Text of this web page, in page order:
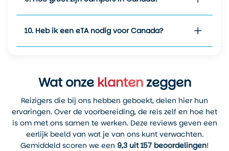
10. Heb ik een eTA nodig voor Canada?
Wat onzeklantenzeggen
Reizigers die bij ons hebben geboekt, delen hier hun
ervaringen. Over de voorbereiding, de reis zelf en hoe het
is om met ons samen te werken. Deze reviews geven een
eerlijk beeld van wat je van ons kunt verwachten.
Gemiddeld scoren we een 9,3 uit 157 beoordelingen!